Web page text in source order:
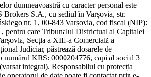
dumneavoastră cu caracter personal este
S.A., cu sediul în Varșovia, str.
nr. 1, 00-843 Varșovia, cod fiscal (NIP):
pentru care Tribunalul Districtual al Capitalei
Secția a XIII-a Comercială a
Judiciar, păstrează dosarele de
numărul KRS: 0000204776, capital social 3
integral). Responsabilul cu protecția
operatorul de date poate fi contactat prin e-